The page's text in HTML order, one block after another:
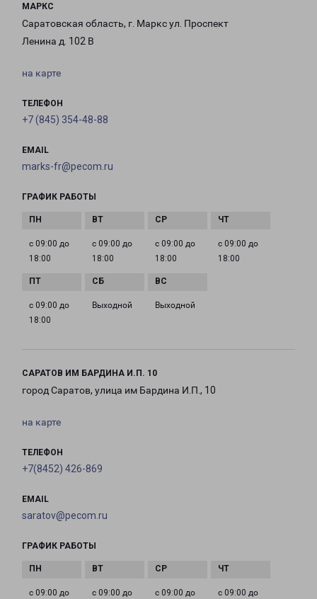
МАРКС
Саратовская область, г. Маркс ул. Проспект
Ленина д. 102 В
на карте
ТЕЛЕФОН
+7 (845) 354-48-88
EMAIL
marks-fr@pecom.ru
ГРАФИК РАБОТЫ
с 09:00 до
18:00
с 09:00 до
18:00
с 09:00 до
18:00
с 09:00 до
18:00
с 09:00 до
18:00
Выходной Выходной
САРАТОВ ИМ БАРДИНА И.П. 10
город Саратов, улица им Бардина И.П., 10
на карте
ТЕЛЕФОН
+7(8452) 426-869
EMAIL
saratov@pecom.ru
ГРАФИК РАБОТЫ
с 09:00 до
с 09:00 до
с 09:00 до
с 09:00 до